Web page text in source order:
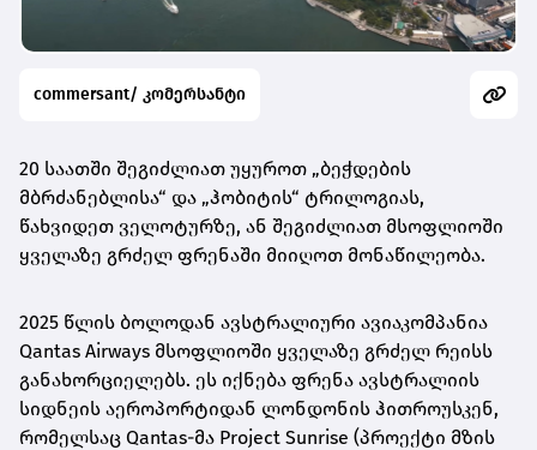
commersant/ კომერსანტი
20 საათში შეგიძლიათ უყუროთ „ბეჭდების
მბრძანებლისა“ და „ჰობიტის“ ტრილოგიას,
წახვიდეთ ველოტურზე, ან შეგიძლიათ მსოფლიოში
ყველაზე გრძელ ფრენაში მიიღოთ მონაწილეობა.
2025 წლის ბოლოდან ავსტრალიური ავიაკომპანია
Qantas Airways მსოფლიოში ყველაზე გრძელ რეისს
განახორციელებს. ეს იქნება ფრენა ავსტრალიის
სიდნეის აეროპორტიდან ლონდონის ჰითროუსკენ,
რომელსაც Qantas-მა Project Sunrise (პროექტი მზის